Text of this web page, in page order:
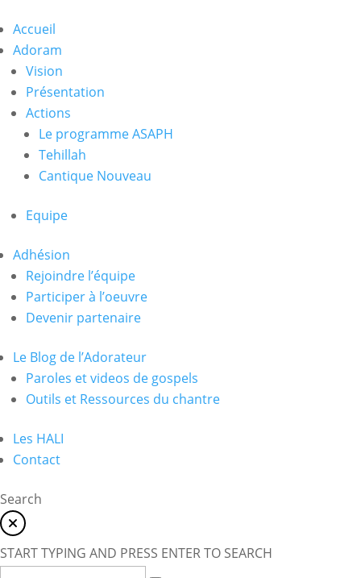
Accueil
Adoram
Vision
Présentation
Actions
Le programme ASAPH
Tehillah
Cantique Nouveau
Equipe
Adhésion
Rejoindre l’équipe
Participer à l’oeuvre
Devenir partenaire
Le Blog de l’Adorateur
Paroles et videos de gospels
Outils et Ressources du chantre
Les HALI
Contact
Search
START TYPING AND PRESS ENTER TO SEARCH